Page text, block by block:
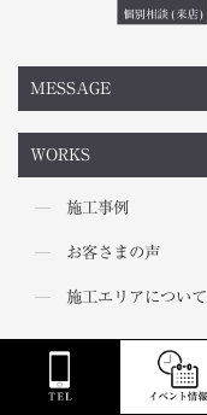
MESSAGE
WORKS
施工事例
お客さまの声
施工エリアについて
BLOG